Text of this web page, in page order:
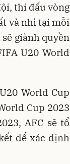
thi đấu vòng
và nhì tại mỗi
giành quyền
U20 World
World Cup
Cup 2023
AFC sẽ tổ
để xác định